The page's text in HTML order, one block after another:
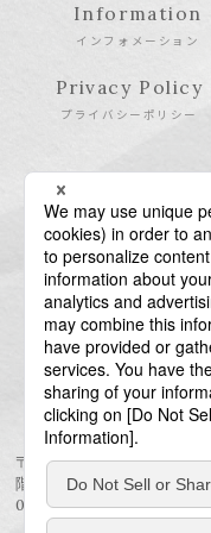
Information
インフォメーション
Privacy Policy
プライバシーポリシー
〒106-6123 東京都港区
階
03-6438-5511（代表）